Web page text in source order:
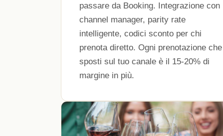
passare da Booking. Integrazione con
channel manager, parity rate
intelligente, codici sconto per chi
prenota diretto. Ogni prenotazione che
sposti sul tuo canale è il 15-20% di
margine in più.